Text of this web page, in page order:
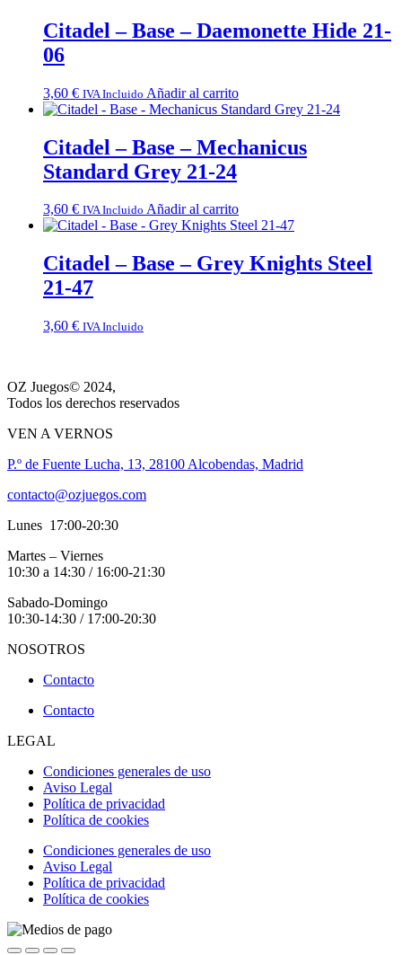
Citadel – Base – Daemonette Hide 21-
06
3,60 € IVA Incluido Añadir al carrito
Citadel – Base – Mechanicus
Standard Grey 21-24
3,60 € IVA Incluido Añadir al carrito
Citadel – Base – Grey Knights Steel
21-47
3,60 € IVA Incluido
OZ Juegos© 2024,
Todos los derechos reservados
VEN A VERNOS
P.º de Fuente Lucha, 13, 28100 Alcobendas, Madrid
contacto@ozjuegos.com
Lunes 17:00-20:30
Martes – Viernes
10:30 a 14:30 / 16:00-21:30
Sabado-Domingo
10:30-14:30 / 17:00-20:30
NOSOTROS
Contacto
Contacto
LEGAL
Condiciones generales de uso
Aviso Legal
Política de privacidad
Política de cookies
Condiciones generales de uso
Aviso Legal
Política de privacidad
Política de cookies